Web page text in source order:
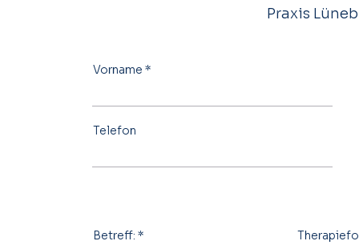
Praxis
Vorname
Telefon
Betreff: